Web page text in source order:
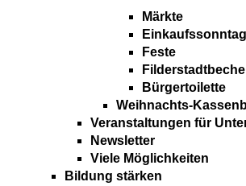
Märkte
Feste
Bürgertoilette
Weihnachts-
Veranstaltungen für
Newsletter
Viele Möglichkeiten
Bildung stärken